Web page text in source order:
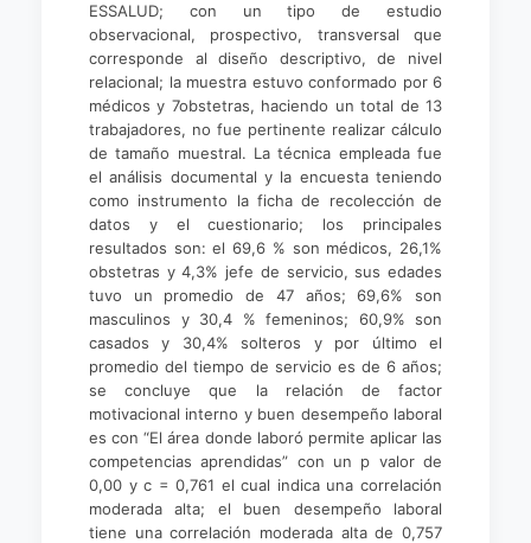
ESSALUD; con un tipo de estudio
observacional, prospectivo, transversal que
corresponde al diseño descriptivo, de nivel
relacional; la muestra estuvo conformado por 6
médicos y 7obstetras, haciendo un total de 13
trabajadores, no fue pertinente realizar cálculo
de tamaño muestral. La técnica empleada fue
el análisis documental y la encuesta teniendo
como instrumento la ficha de recolección de
datos y el cuestionario; los principales
resultados son: el 69,6 % son médicos, 26,1%
obstetras y 4,3% jefe de servicio, sus edades
tuvo un promedio de 47 años; 69,6% son
masculinos y 30,4 % femeninos; 60,9% son
casados y 30,4% solteros y por último el
promedio del tiempo de servicio es de 6 años;
se concluye que la relación de factor
motivacional interno y buen desempeño laboral
es con “El área donde laboró permite aplicar las
competencias aprendidas” con un p valor de
0,00 y c = 0,761 el cual indica una correlación
moderada alta; el buen desempeño laboral
tiene una correlación moderada alta de 0,757